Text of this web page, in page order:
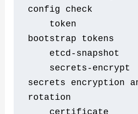
config check
bootstrap tokens
etcd-snapshot
secrets encryption
rotation